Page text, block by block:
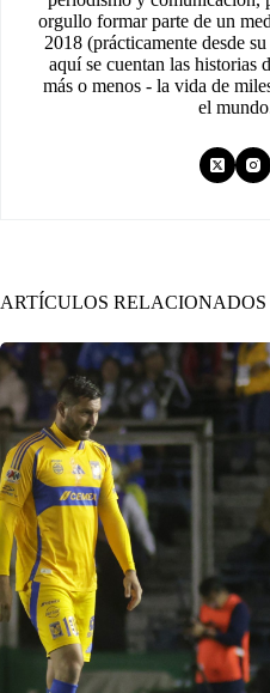
orgullo formar parte de un
2018 (prácticamente desde
aquí se cuentan las historias
más o menos - la vida de
el
ARTÍCULOS RELACIONADOS